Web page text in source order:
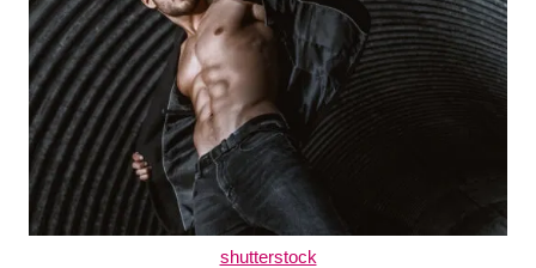
n
shutterstock